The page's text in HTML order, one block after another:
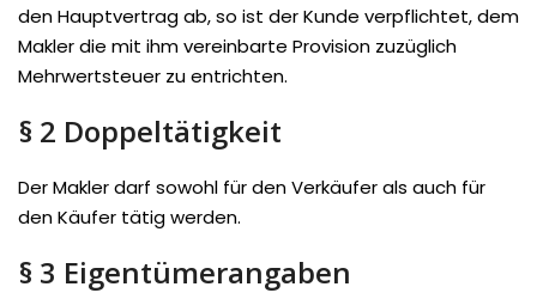
den Hauptvertrag ab, so ist der Kunde verpflichtet, dem
Makler die mit ihm vereinbarte Provision zuzüglich
Mehrwertsteuer zu entrichten.
§ 2 Doppeltätigkeit
Der Makler darf sowohl für den Verkäufer als auch für
den Käufer tätig werden.
§ 3 Eigentümerangaben